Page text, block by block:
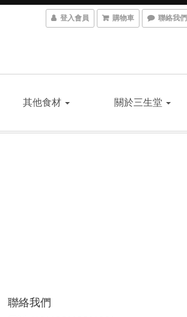
登入會員 購物車 聯絡我們
其他食材 關於三生堂
聯絡我們